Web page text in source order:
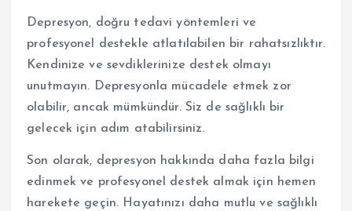
Depresyon, doğru tedavi yöntemleri ve
profesyonel destekle atlatılabilen bir rahatsızlıktır.
Kendinize ve sevdiklerinize destek olmayı
unutmayın. Depresyonla mücadele etmek zor
olabilir, ancak mümkündür. Siz de sağlıklı bir
gelecek için adım atabilirsiniz.
Son olarak, depresyon hakkında daha fazla bilgi
edinmek ve profesyonel destek almak için hemen
harekete geçin. Hayatınızı daha mutlu ve sağlıklı